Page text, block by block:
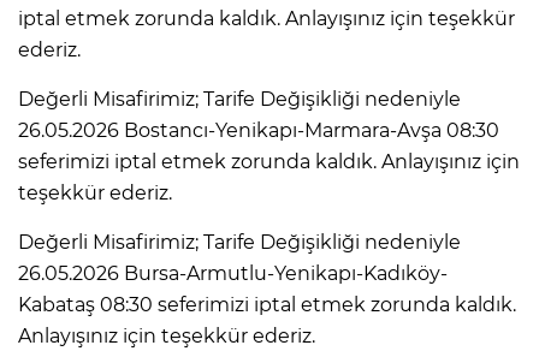
iptal etmek zorunda kaldık. Anlayışınız için teşekkür
ederiz.
Değerli Misafirimiz; Tarife Değişikliği nedeniyle
26.05.2026 Bostancı-Yenikapı-Marmara-Avşa 08:30
seferimizi iptal etmek zorunda kaldık. Anlayışınız için
teşekkür ederiz.
Değerli Misafirimiz; Tarife Değişikliği nedeniyle
26.05.2026 Bursa-Armutlu-Yenikapı-Kadıköy-
Kabataş 08:30 seferimizi iptal etmek zorunda kaldık.
Anlayışınız için teşekkür ederiz.